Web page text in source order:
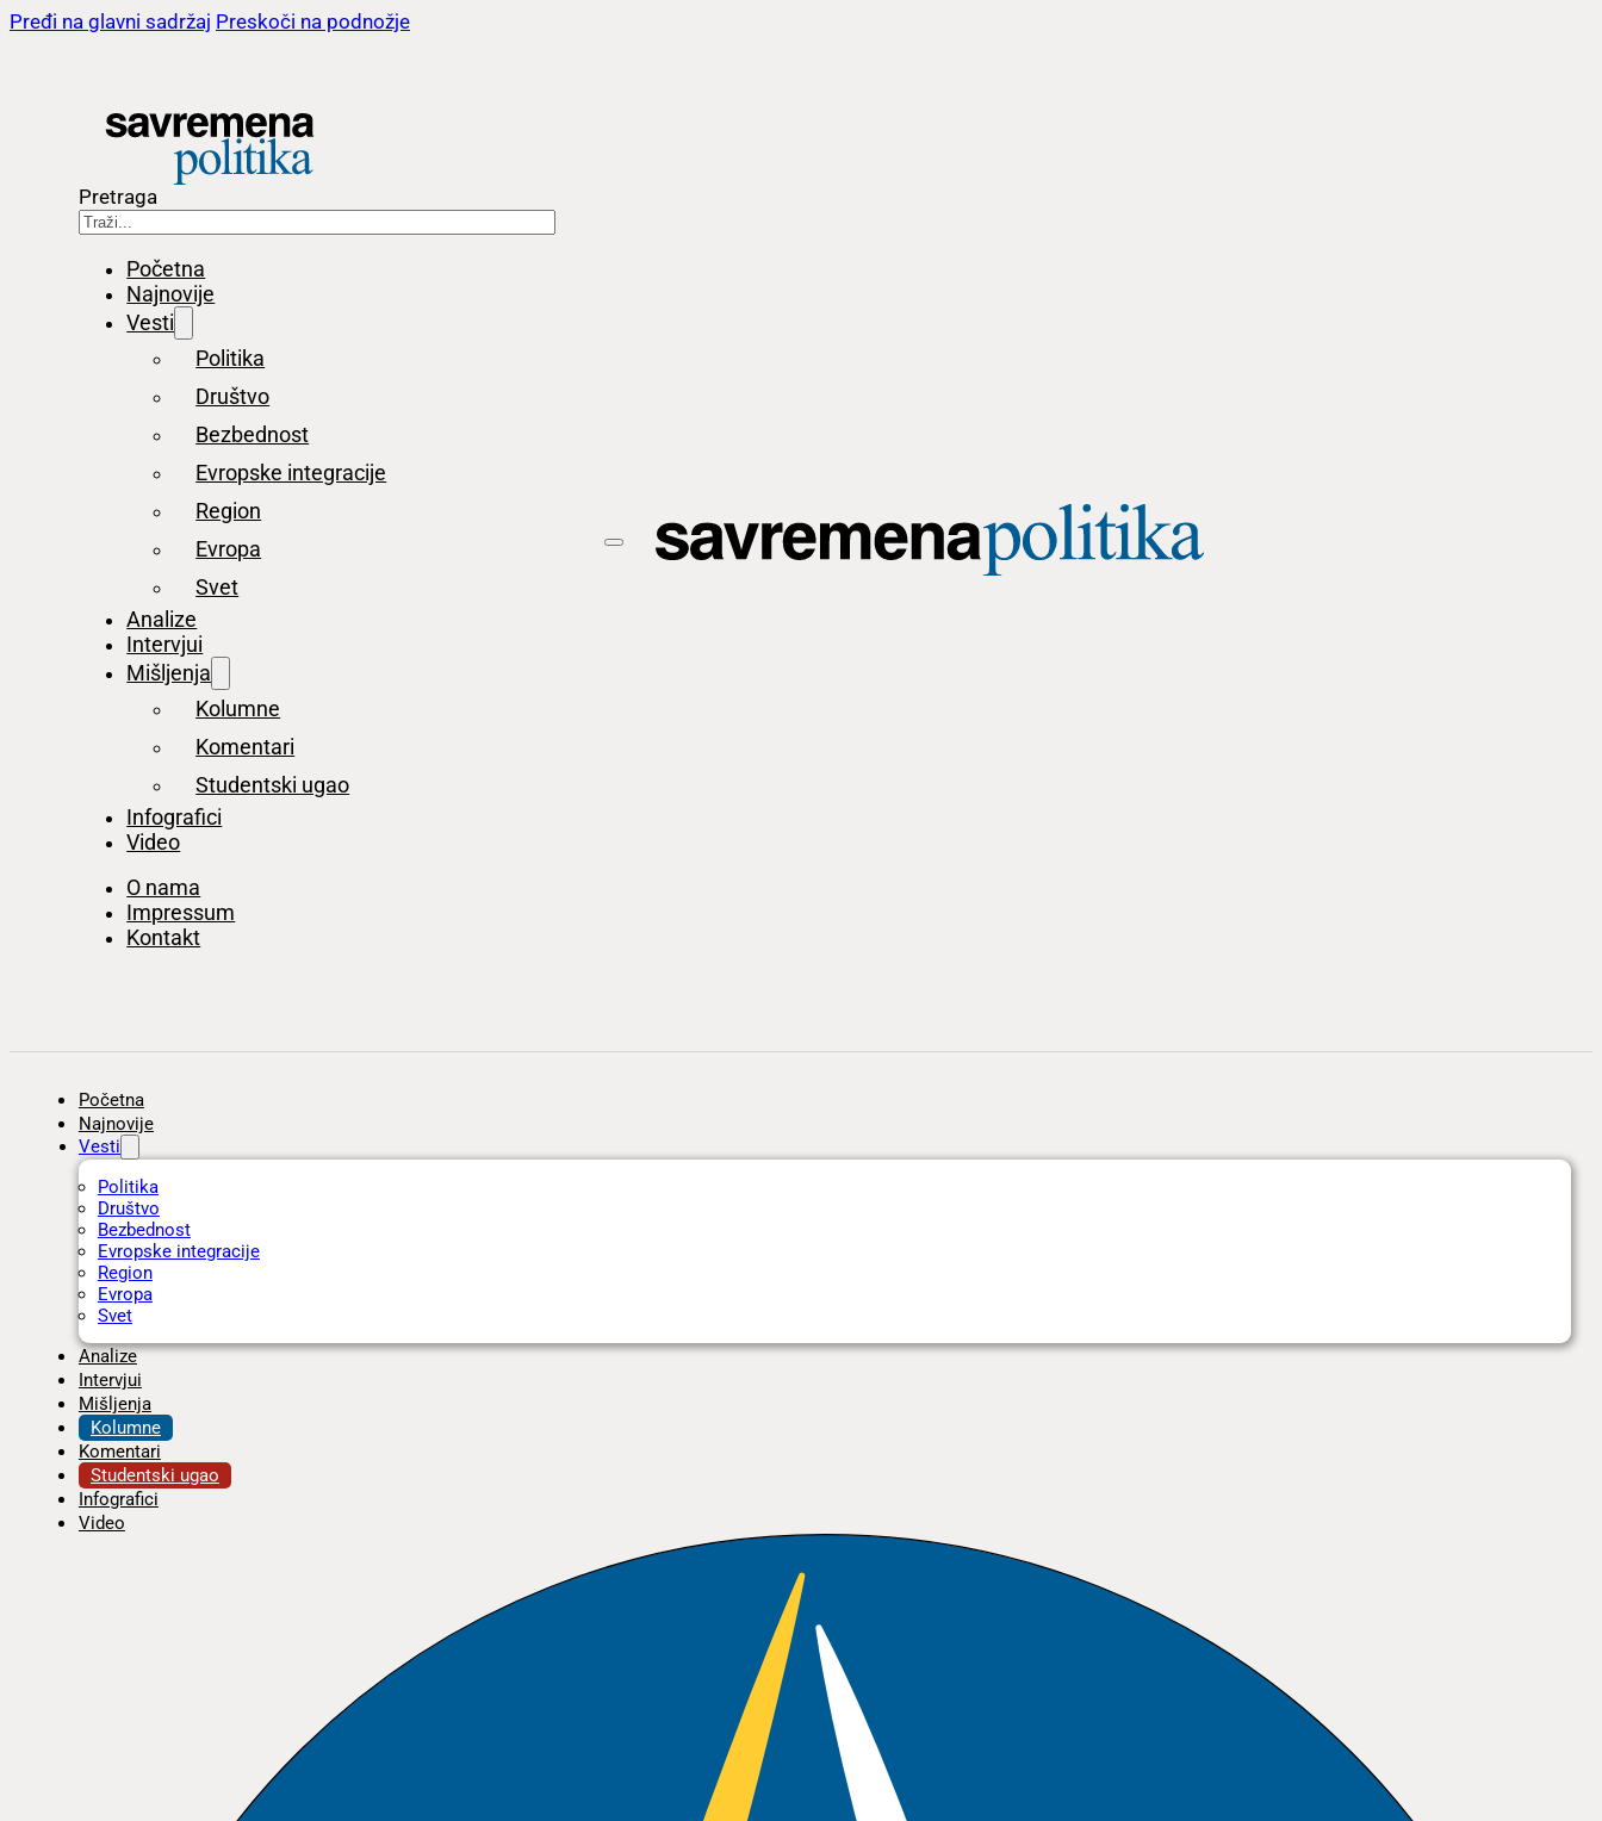
Pređi na glavni sadržaj Preskoči na podnožje
Pretraga
Početna
Najnovije
Vesti
Politika
Društvo
Bezbednost
Evropske integracije
Region
Evropa
Svet
Analize
Intervjui
Mišljenja
Kolumne
Komentari
Studentski ugao
Infografici
Video
O nama
Impressum
Kontakt
Početna
Najnovije
Vesti
Politika
Društvo
Bezbednost
Evropske integracije
Region
Evropa
Svet
Analize
Intervjui
Mišljenja
Kolumne
Komentari
Studentski ugao
Infografici
Video